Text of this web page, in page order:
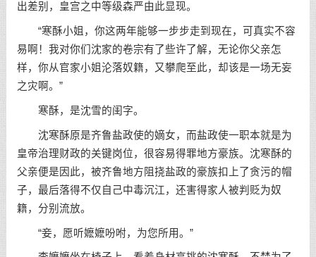
出差别，皇宫之中等级森严由此显现。
“寒酥小姐，你这两年能够一步步走到现在，可真实不容
易啊！我对你们沈家的卷宗有了些许了解，无论你父亲怎
样，你从官家小姐沦落奴籍，又攀爬至此，却该是一场无妄
之灾啊。”
寒酥，是沈雪的闺字。
沈寒酥原是齐鲁盐政使的嫡女，而盐政使一职本就是为
皇帝治理财政的关键岗位，很容易得罪地方豪族。沈寒酥的
父亲便是因此，被齐鲁地方阻挠盐政的豪族扣上了贪污的帽
子，最后落得不仅自己中毒沉江，还害得家人被判贬为奴
籍，分别流放。
“妾，愿听嬷嬷吩咐，为您所用。”